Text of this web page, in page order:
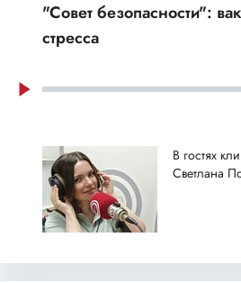
"Совет безопасности":
стресса
В гостях
Светлана